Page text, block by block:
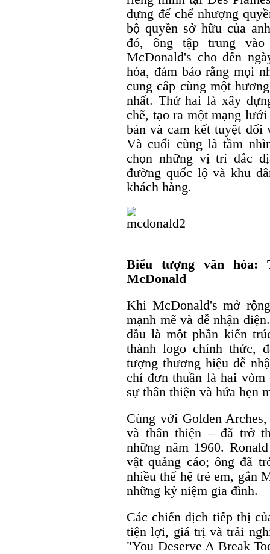
dựng đế chế nhượng
bộ quyền sở hữu của
đó, ông tập trung
McDonald's cho đến
hóa, đảm bảo rằng mọi
cung cấp cùng một
nhất. Thứ hai là xây
chẽ, tạo ra một mạng
bản và cam kết tuyệt đối
Và cuối cùng là tầm
chọn những vị trí đắc
đường quốc lộ và khu
khách hàng.
Biểu tượng văn hóa:
McDonald
Khi McDonald's mở
mạnh mẽ và dễ nhận
đầu là một phần kiến
thành logo chính thức,
tượng thương hiệu dễ
chỉ đơn thuần là hai vòm
sự thân thiện và hứa hẹn
Cùng với Golden
và thân thiện – đã trở
những năm 1960.
vật quảng cáo; ông đã
nhiều thế hệ trẻ em, gắn
những kỷ niệm gia đình.
Các chiến dịch tiếp thị
tiện lợi, giá trị và trải
"You Deserve A Break